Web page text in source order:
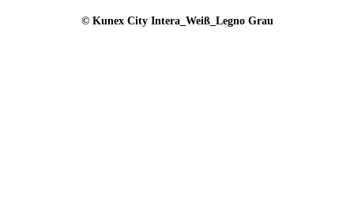
© Kunex City Intera_Weiß_Legno Grau